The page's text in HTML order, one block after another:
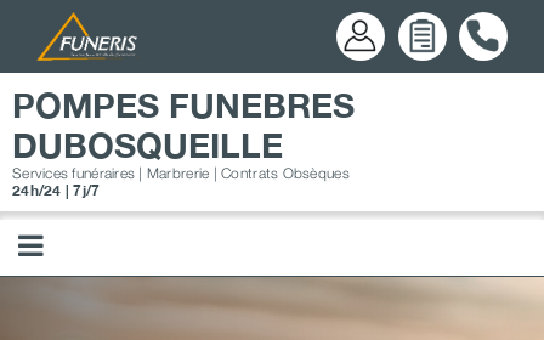
contenu
POMPES FUNEBRES
DUBOSQUEILLE
Services funéraires | Marbrerie | Contrats Obsèques
24h/24 | 7j/7